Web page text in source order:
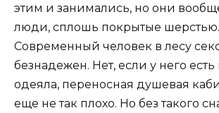
этим и занимались, но они
люди, сплошь покрытые шерстью.
Современный человек в лесу
безнадежен. Нет, если у него есть
одеяла, переносная душевая
еще не так плохо. Но без такого